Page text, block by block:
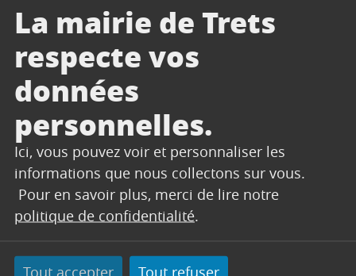
La mairie de Trets
respecte vos
données
personnelles.
Ici, vous pouvez voir et personnaliser les
informations que nous collectons sur vous.
Pour en savoir plus, merci de lire notre
politique de confidentialité.
Tout accepter Tout refuser
CONTACT